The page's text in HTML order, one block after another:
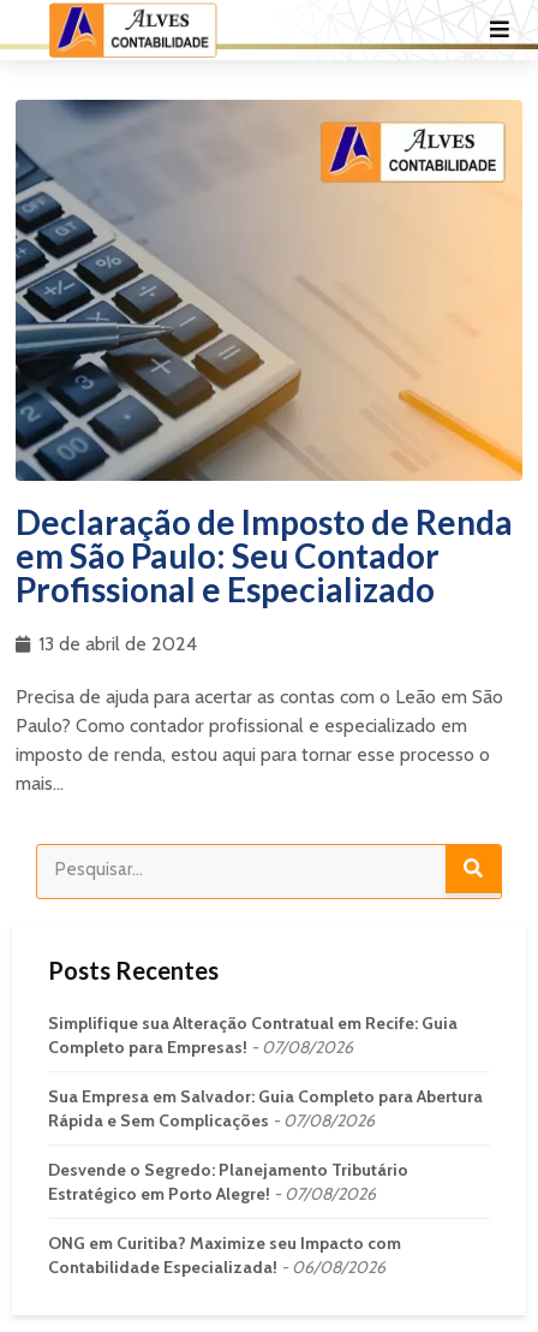
Declaração de Imposto de Renda
em São Paulo: Seu Contador
Profissional e Especializado
13 de abril de 2024
Precisa de ajuda para acertar as contas com o Leão em São
Paulo? Como contador profissional e especializado em
imposto de renda, estou aqui para tornar esse processo o
mais...
Posts Recentes
Simplifique sua Alteração Contratual em Recife: Guia
Completo para Empresas!
07/08/2026
Sua Empresa em Salvador: Guia Completo para Abertura
Rápida e Sem Complicações
07/08/2026
Desvende o Segredo: Planejamento Tributário
Estratégico em Porto Alegre!
07/08/2026
ONG em Curitiba? Maximize seu Impacto com
Contabilidade Especializada!
06/08/2026